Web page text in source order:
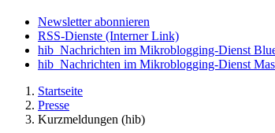
Newsletter abonnieren
RSS-Dienste (Interner Link)
hib_Nachrichten im Mikroblogging-Dienst
hib_Nachrichten im Mikroblogging-Dienst
Startseite
Presse
Kurzmeldungen (hib)